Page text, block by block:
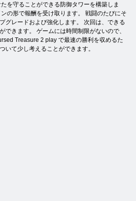
を守ることができる防御タワーを構築しま
の形で報酬を受け取ります。 戦闘のたびにそ
グレードおよび強化します。 次回は、できる
できます。 ゲームには時間制限がないので、
Treasure 2 play で最速の勝利を収めるた
いて少し考えることができます。